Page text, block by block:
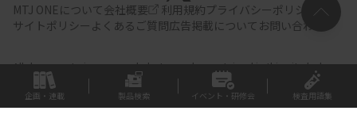
MTJ ONEについて会社概要 利用規約プライバシーポリシー
サイトポリシー よくあるご質問広告掲載について お問い合わせ
All documents,images and photographs contained in this site belong
to JIHO,Inc.
Use of these documents, images and photographs is
strictly prohibited.Copyright (C) JIHO,Inc.
企画・連載 製品検索 イベント・研修会 検査用語集